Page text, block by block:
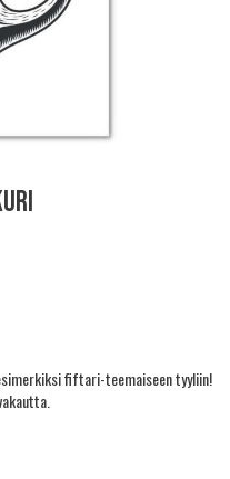
fiftari-teemaiseen tyyliin!